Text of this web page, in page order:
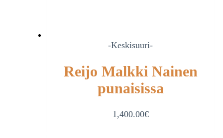
-Keskisuuri-
Reijo Malkki Nainen
punaisissa
1,400.00€